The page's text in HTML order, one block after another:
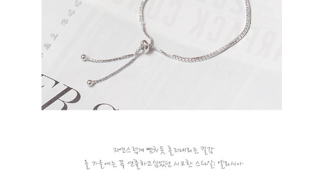
AFTEE先享後付
【關於「AFTEE先享後付」】
AFTEE先享後付是「在收到商品之後才付款」的支付方式。 讓您購物簡單
１．簡單：不需註冊會員、不需綁卡、不需儲值。
２．便利：只要手機號碼，簡訊認證，即可結帳。
３．安心：先確認商品／服務後，再付款。
結帳頁面，進行簡訊認證並確認金額後，即可完成結帳。
２．訂單成立數日內，您將收到繳費通知簡訊。
ATM付款
運送方式
全家取貨付款
每筆NT$79，滿NT$599(含以上)免運費
● 加入FACEBOOK粉絲團：【A-MAY STYLE(艾美時尚)】優惠好康
絕不錯過！
★下標後無法改單，需修改請登入-會員系統-交易紀錄-取消訂單-重